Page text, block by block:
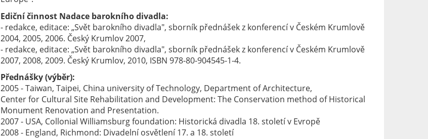
Ediční činnost Nadace barokního divadla:
- redakce, editace: „Svět barokního divadla", sborník přednášek z konferencí v Českém Krumlově
2004, 2005, 2006. Český Krumlov 2007,
- redakce, editace: „Svět barokního divadla", sborník přednášek z konferencí v Českém Krumlově
2007, 2008, 2009. Český Krumlov, 2010, ISBN 978-80-904545-1-4.
Přednášky (výběr):
2005 - Taiwan, Taipei, China university of Technology, Department of Architecture,
Center for Cultural Site Rehabilitation and Development: The Conservation method of Historical
Monument Renovation and Presentation.
2007 - USA, Collonial Williamsburg foundation: Historická divadla 18. století v Evropě
2008 - England, Richmond: Divadelní osvětlení 17. a 18. století